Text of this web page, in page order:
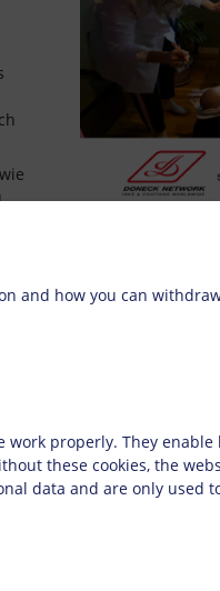
floty transportowej w
and how you can
work properly. They enable
these cookies, the
data and are only used